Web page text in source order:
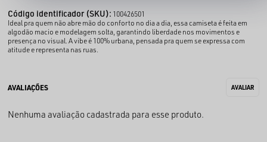
Código identificador (SKU): 100426501
Ideal pra quem não abre mão do conforto no dia a dia, essa camiseta é feita em
algodão macio e modelagem solta, garantindo liberdade nos movimentos e
presença no visual. A vibe é 100% urbana, pensada pra quem se expressa com
atitude e representa nas ruas.
Nenhuma avaliação cadastrada para esse produto.